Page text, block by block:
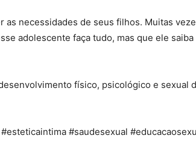
necessidades de seus filhos. Muitas
adolescente faça tudo, mas que ele
físico, psicológico e sexual
#saudesexual